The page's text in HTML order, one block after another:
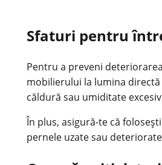
Sfaturi pentru
Pentru a preveni
mobilierului la lumina
căldură sau umiditate
În plus, asigură-te că
pernele uzate sau